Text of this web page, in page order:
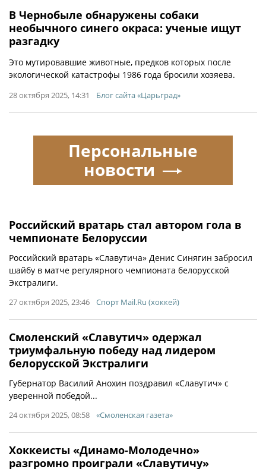
В Чернобыле обнаружены собаки
необычного синего окраса: ученые ищут
разгадку
Это мутировавшие животные, предков которых после
экологической катастрофы 1986 года бросили хозяева.
28 октября 2025, 14:31 Блог сайта «Царьград»
Российский вратарь стал автором гола в
чемпионате Белоруссии
Российский вратарь «Славутича» Денис Синягин забросил
шайбу в матче регулярного чемпионата белорусской
Экстралиги.
27 октября 2025, 23:46 Спорт Mail.Ru (хоккей)
Смоленский «Славутич» одержал
триумфальную победу над лидером
белорусской Экстралиги
Губернатор Василий Анохин поздравил «Славутич» с
уверенной победой...
24 октября 2025, 08:58 «Смоленская газета»
Хоккеисты «Динамо-Молодечно»
разгромно проиграли «Славутичу»
Персональные
новости